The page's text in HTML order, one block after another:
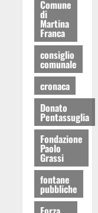
Comune
di
Martina
Franca
consiglio
comunale
cronaca
Donato
Pentassuglia
Fondazione
Paolo
Grassi
fontane
pubbliche